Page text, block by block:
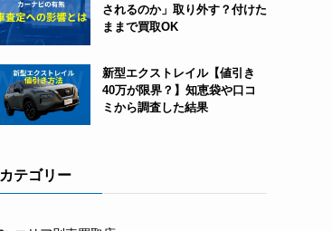
されるのか」取り外す？付けた
ままで買取OK
新型エクストレイル【値引き
40万が限界？】知恵袋や口コ
ミから調査した結果
カテゴリー